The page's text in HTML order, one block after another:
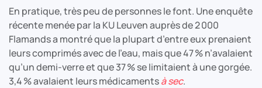
En pratique, très peu de personnes le font. Une enquête
récente menée par la KU Leuven auprès de 2 000
Flamands a montré que la plupart d’entre eux prenaient
leurs comprimés avec de l’eau, mais que 47 % n’avalaient
qu’un demi-verre et que 37 % se limitaient à une gorgée.
3,4 % avalaient leurs médicamentsà sec.